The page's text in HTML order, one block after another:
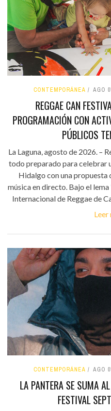
CONTEMPORÁNEA AGO
REGGAE CAN
PROGRAMACIÓN CON
PÚBLICOS
La Laguna, agosto de 2026. –
todo preparado para celebrar
Hidalgo con una propuesta
música en directo. Bajo el
Internacional de Reggae de
Leer
CONTEMPORÁNEA AGO
LA PANTERA SE SUMA
FESTIVAL